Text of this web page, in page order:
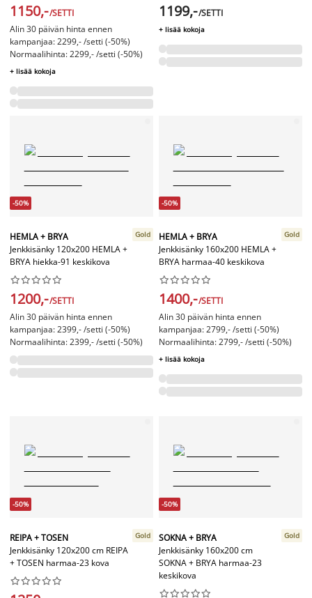
1150,-/SETTI
Alin 30 päivän hinta ennen
kampanjaa: 2299,- /setti (-50%)
Normaalihinta: 2299,- /setti (-50%)
+ lisää kokoja
1199,-/SETTI
+ lisää kokoja
-50%
HEMLA + BRYA
Jenkkisänky 120x200 HEMLA +
BRYA hiekka-91 keskikova
Gold






1200,-/SETTI
Alin 30 päivän hinta ennen
kampanjaa: 2399,- /setti (-50%)
Normaalihinta: 2399,- /setti (-50%)
-50%
HEMLA + BRYA
Jenkkisänky 160x200 HEMLA +
BRYA harmaa-40 keskikova
Gold






1400,-/SETTI
Alin 30 päivän hinta ennen
kampanjaa: 2799,- /setti (-50%)
Normaalihinta: 2799,- /setti (-50%)
+ lisää kokoja
-50%
REIPA + TOSEN
Jenkkisänky 120x200 cm REIPA
+ TOSEN harmaa-23 kova
Gold






-50%
SOKNA + BRYA
Jenkkisänky 160x200 cm
SOKNA + BRYA harmaa-23
keskikova
Gold





